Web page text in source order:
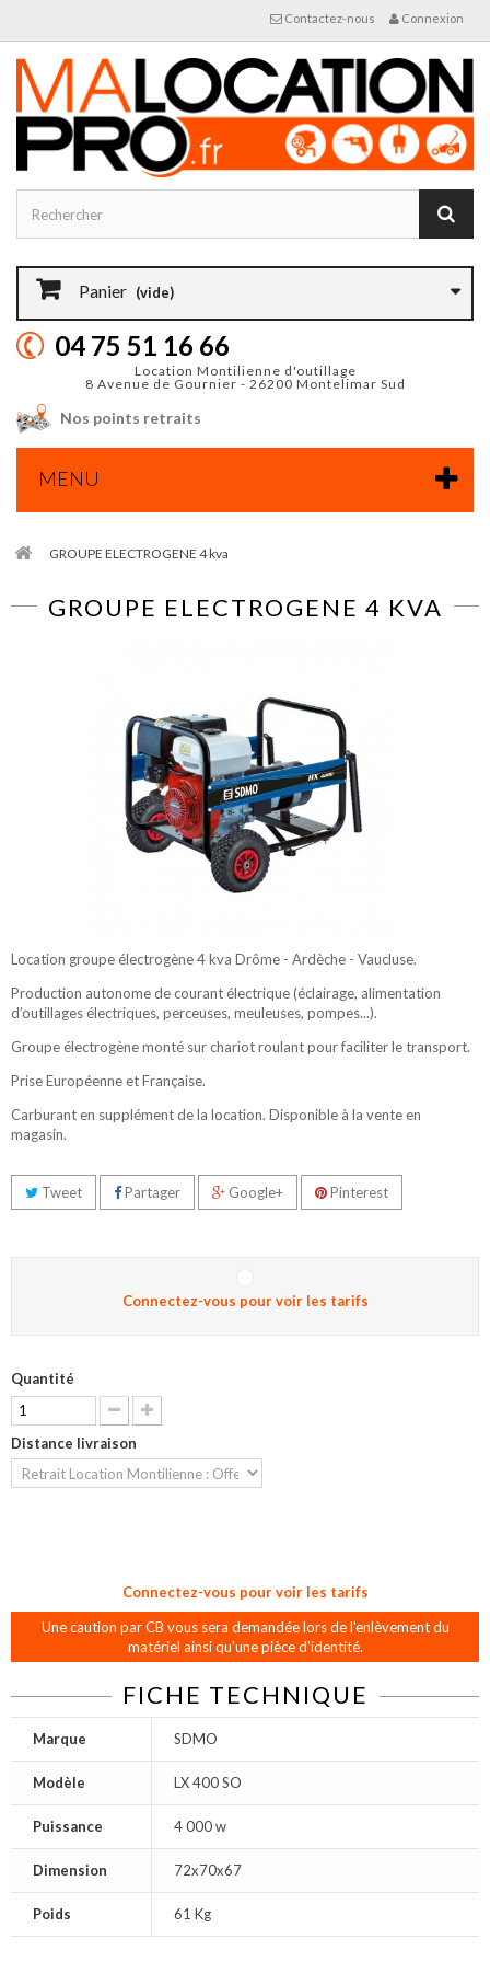
Connexion
Contactez-nous
Panier (vide)
04 75 51 16 66
Location Montilienne d'outillage
8 Avenue de Gournier - 26200 Montelimar Sud
Nos points retraits
MENU
GROUPE ELECTROGENE 4 kva
GROUPE ELECTROGENE 4 KVA
Location groupe électrogène 4 kva Drôme - Ardèche - Vaucluse.
Production autonome de courant électrique (éclairage, alimentation
d’outillages électriques, perceuses, meuleuses, pompes...).
Groupe électrogène monté sur chariot roulant pour faciliter le transport.
Prise Européenne et Française.
Carburant en supplément de la location. Disponible à la vente en
magasin.
Tweet Partager Google+ Pinterest
Connectez-vous pour voir les tarifs
Quantité
Distance livraison
Connectez-vous pour voir les tarifs
Une caution par CB vous sera demandée lors de l'enlèvement du
matériel ainsi qu'une pièce d’identité.
FICHE TECHNIQUE
Marque SDMO
Modèle LX 400 SO
Puissance 4 000 w
Dimension 72x70x67
Poids 61 Kg